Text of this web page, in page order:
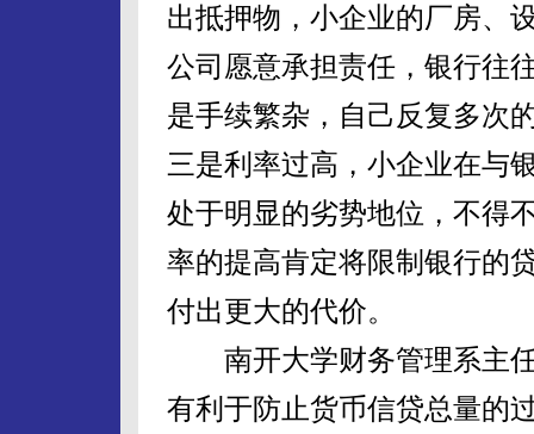
出抵押物，小企业的厂房、
公司愿意承担责任，银行往
是手续繁杂，自己反复多次
三是利率过高，小企业在与
处于明显的劣势地位，不得
率的提高肯定将限制银行的
付出更大的代价。
南开大学财务管理系主任
有利于防止货币信贷总量的